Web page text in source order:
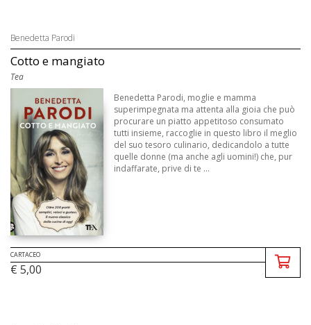
Benedetta Parodi
Cotto e mangiato
Tea
Benedetta Parodi, moglie e mamma
superimpegnata ma attenta alla gioia che può
procurare un piatto appetitoso consumato
tutti insieme, raccoglie in questo libro il meglio
del suo tesoro culinario, dedicandolo a tutte
quelle donne (ma anche agli uomini!) che, pur
indaffarate, prive di te ...
CARTACEO
€ 5,00